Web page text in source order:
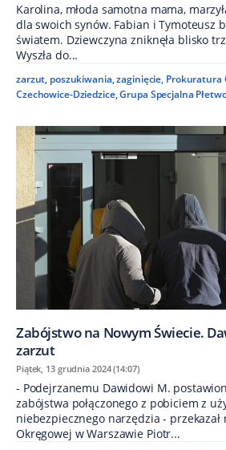
Karolina, młoda samotna mama,
dla swoich synów. Fabian i Tymoteusz
światem. Dziewczyna zniknęła blisko
Wyszła do...
zarzut, poszukiwania,zaginięcie, Prokuratura
Czechowice-Dziedzice,Grupa Specjalna
Zabójstwo na Nowym Świecie.
zarzut
Piątek, 13 grudnia 2024 (14:07)
- Podejrzanemu Dawidowi M.
zabójstwa połączonego z pobiciem z
niebezpiecznego narzędzia -
Okręgowej w Warszawie Piotr...